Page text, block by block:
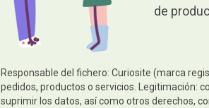
de
Responsable del fichero: Curiosite (marca
pedidos, productos o servicios. Legitimación:
suprimir los datos, así como otros derechos,